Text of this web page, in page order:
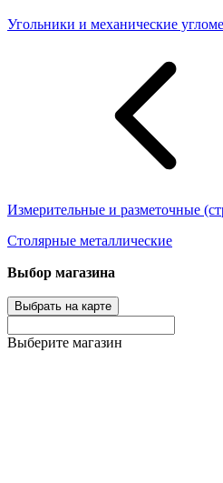
Угольники и механические
Измерительные и разметочные
Столярные металлические
Выбор магазина
Выбрать на карте
Выберите магазин